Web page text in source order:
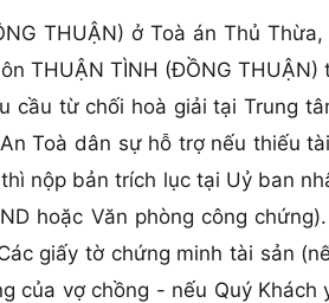
THUẬN) ở Toà án Thủ
THUẬN TÌNH (ĐỒNG
cầu từ chối hoà giải tại Trung
Toà dân sự hỗ trợ nếu thiếu
nộp bản trích lục tại Uỷ ban
hoặc Văn phòng công
giấy tờ chứng minh tài sản
của vợ chồng - nếu Quý